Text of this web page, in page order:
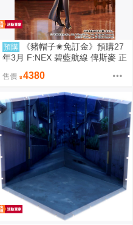
預購
《豬帽子✬免訂金》預購27
年3月 F:NEX 碧藍航線 俾斯麥 正
售價 4380